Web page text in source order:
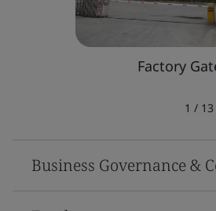
Factory
1 / 13
Business Governance &